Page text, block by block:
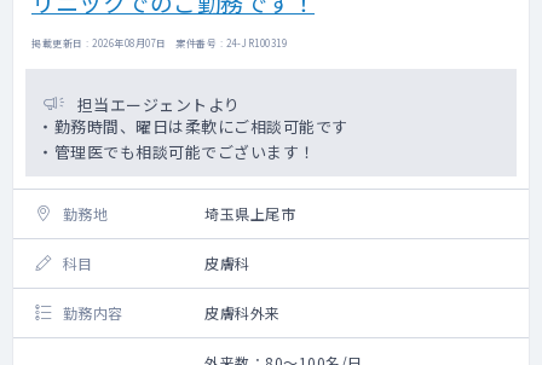
掲載更新日 : 2026年08月07日 案件番号 : 24-JR100319
担当エージェントより
・勤務時間、曜日は柔軟にご相談可能です
・管理医でも相談可能でございます！
勤務地 埼玉県上尾市
科目 皮膚科
勤務内容 皮膚科外来